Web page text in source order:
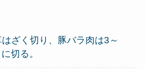
ざく切り、豚バラ肉は3～
切る。